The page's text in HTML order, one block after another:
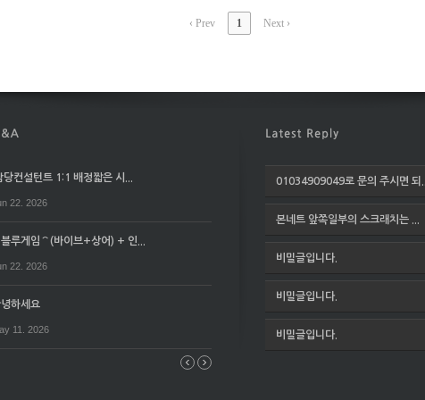
‹ Prev 1 Next ›
당컨설턴트 1:1 배정짧은 시...
22. 2026
루게임⌒(바이브+상어) + 인...
22. 2026
녕하세요
11. 2026
01034909049로 문의 주시면 되...
본네트 앞쪽일부의 스크래치는 ...
비밀글입니다.
비밀글입니다.
비밀글입니다.